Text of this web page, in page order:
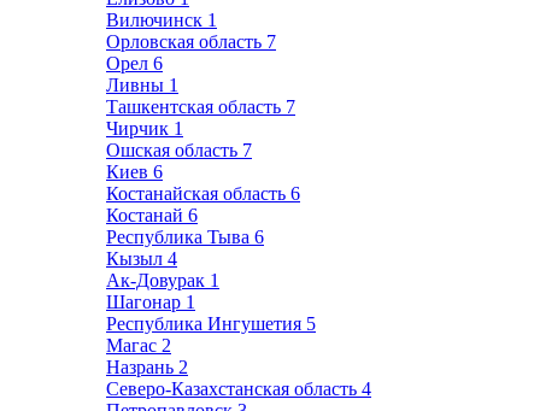
Вилючинск 1
Орловская область 7
Орел 6
Ливны 1
Ташкентская область 7
Чирчик 1
Ошская область 7
Киев 6
Костанайская область 6
Костанай 6
Республика Тыва 6
Кызыл 4
Ак-Довурак 1
Шагонар 1
Республика Ингушетия 5
Магас 2
Назрань 2
Северо-Казахстанская область 4